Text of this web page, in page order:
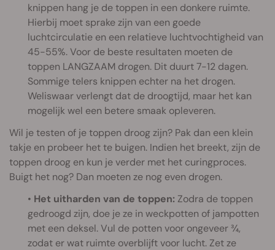
knippen hang je de toppen in een donkere ruimte.
Hierbij moet sprake zijn van een goede
luchtcirculatie en een relatieve luchtvochtigheid van
45-55%. Voor de beste resultaten moeten de
toppen LANGZAAM drogen. Dit duurt 7-12 dagen.
Sommige telers knippen echter na het drogen.
Weliswaar verlengt dat de droogtijd, maar het kan
mogelijk wel een betere smaak opleveren.
Wil je testen of je toppen droog zijn? Pak dan een klein
takje en probeer het te buigen. Indien het breekt, zijn de
toppen droog en kun je verder met het curingproces.
Buigt het nog? Dan moeten ze nog even drogen.
• Het uitharden van de toppen: Zodra de toppen
gedroogd zijn, doe je ze in weckpotten of jampotten
met een deksel. Vul de potten voor ongeveer ¾,
zodat er wat ruimte overblijft voor lucht. Zet ze